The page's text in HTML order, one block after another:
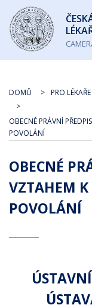
Česká
lékařská
komora
OBECNÉ
VZTAHEM K
POVOLÁNÍ
DOMŮ PRO LÉKAŘE
OBECNÉ PRÁVNÍ
POVOLÁNÍ